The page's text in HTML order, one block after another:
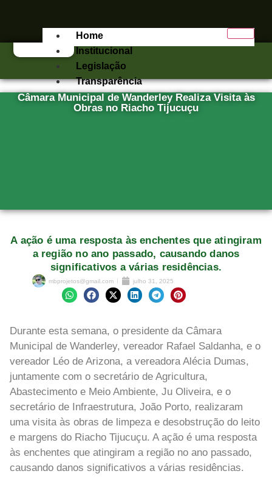
Home
Institucional
Legislação
Transparência
e-SIC
Câmara Municipal de Wanderley Realiza Visita às
Obras no Riacho Tijucuçu
A ação é uma resposta às enchentes que atingiram
a região no ano passado, causando danos
significativos a várias residências.
mbprojetos@gmail.com julho 31, 2025
Durante esta semana, o presidente da Câmara
Municipal de Wanderley, vereador Rafael Saldanha, e o
vereador Léo de Arizona, a vereadora Alécia Dumas,
juntamente com o secretário de Agricultura,
Abastecimento e Meio Ambiente, Ju Oliveira, e o
secretário de Infraestrutura, João Porto, realizaram
uma visita às obras de limpeza e desobstrução do leito
e margens do Riacho Tijucuçu. A ação é uma resposta
às enchentes que atingiram a região no ano passado,
causando danos significativos a várias residências.